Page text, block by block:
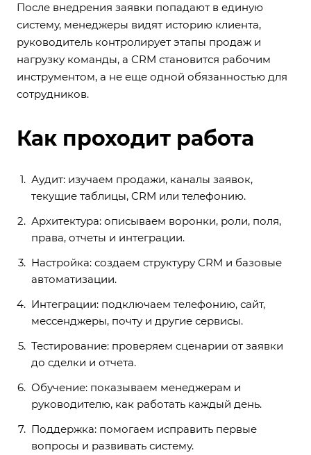
После внедрения заявки попадают в единую
систему, менеджеры видят историю клиента,
руководитель контролирует этапы продаж и
нагрузку команды, а CRM становится рабочим
инструментом, а не еще одной обязанностью для
сотрудников.
Как проходит работа
Аудит: изучаем продажи, каналы заявок,
текущие таблицы, CRM или телефонию.
Архитектура: описываем воронки, роли, поля,
права, отчеты и интеграции.
Настройка: создаем структуру CRM и базовые
автоматизации.
Интеграции: подключаем телефонию, сайт,
мессенджеры, почту и другие сервисы.
Тестирование: проверяем сценарии от заявки
до сделки и отчета.
Обучение: показываем менеджерам и
руководителю, как работать каждый день.
Поддержка: помогаем исправить первые
вопросы и развивать систему.